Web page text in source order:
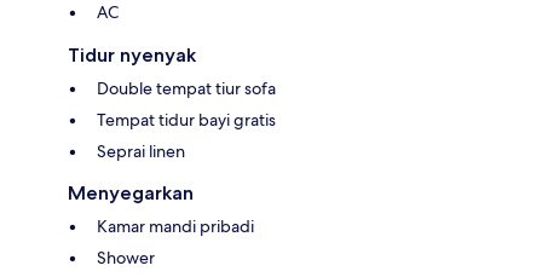
AC
Tidur nyenyak
Double tempat tiur sofa
Tempat tidur bayi gratis
Seprai linen
Menyegarkan
Kamar mandi pribadi
Shower